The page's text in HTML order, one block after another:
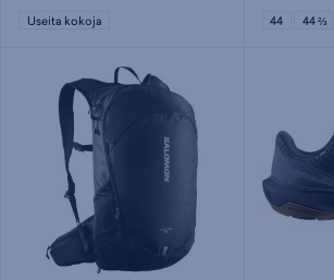
Useita kokoja 44 44 ⅔